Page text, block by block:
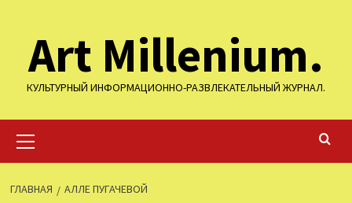
содержимому
Art Millenium.
КУЛЬТУРНЫЙ ИНФОРМАЦИОННО-РАЗВЛЕКАТЕЛЬНЫЙ ЖУРНАЛ.
меню
ГЛАВНАЯ АЛЛЕ ПУГАЧЕВОЙ